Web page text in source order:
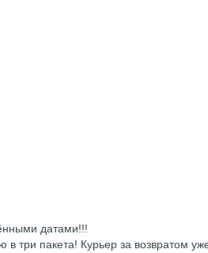
датами!!!
три пакета! Курьер за возвратом